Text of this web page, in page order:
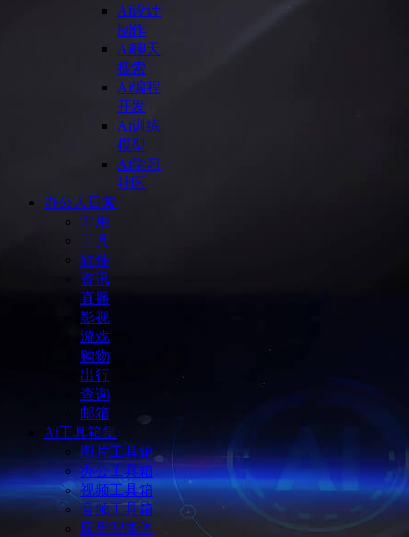
Ai设计
制作
Ai聊天
搜索
Ai编程
开发
Ai训练
模型
Ai学习
社区
办公人日常
常用
工具
软件
资讯
直播
影视
游戏
购物
出行
查询
邮箱
Ai工具箱集
图片工具箱
办公工具箱
视频工具箱
音频工具箱
应用智能体